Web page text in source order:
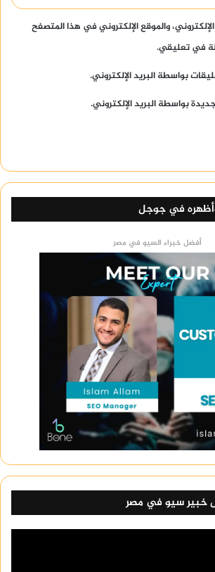
والموقع الإلكتروني في هذا المتصفح
في تعليقي.
بواسطة البريد الإلكتروني.
بواسطة البريد الإلكتروني.
في جوجل
أفضل خبراء السيو في مصر
خبير سيو في مصر